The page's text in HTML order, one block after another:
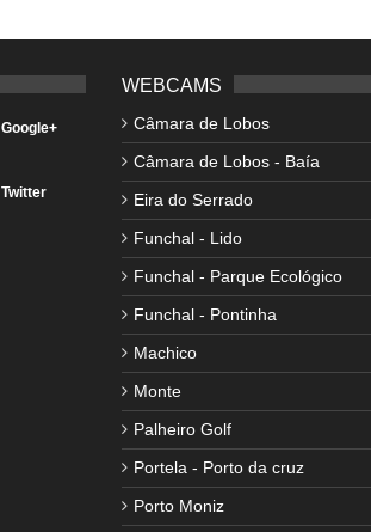
Google+
Twitter
WEBCAMS
Câmara de Lobos
Câmara de Lobos - Baía
Eira do Serrado
Funchal - Lido
Funchal - Parque Ecológico
Funchal - Pontinha
Machico
Monte
Palheiro Golf
Portela - Porto da cruz
Porto Moniz